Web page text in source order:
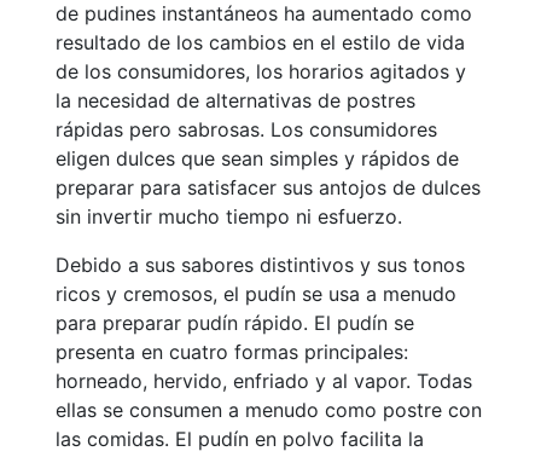
de pudines instantáneos ha aumentado como
resultado de los cambios en el estilo de vida
de los consumidores, los horarios agitados y
la necesidad de alternativas de postres
rápidas pero sabrosas. Los consumidores
eligen dulces que sean simples y rápidos de
preparar para satisfacer sus antojos de dulces
sin invertir mucho tiempo ni esfuerzo.
Debido a sus sabores distintivos y sus tonos
ricos y cremosos, el pudín se usa a menudo
para preparar pudín rápido. El pudín se
presenta en cuatro formas principales:
horneado, hervido, enfriado y al vapor. Todas
ellas se consumen a menudo como postre con
las comidas. El pudín en polvo facilita la